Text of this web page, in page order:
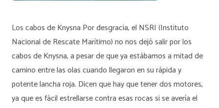
Los cabos de Knysna Por desgracia, el NSRI (Instituto
Nacional de Rescate Marítimo) no nos dejó salir por los
cabos de Knysna, a pesar de que ya estábamos a mitad de
camino entre las olas cuando llegaron en su rápida y
potente lancha roja. Dicen que hay que tener dos motores,
ya que es fácil estrellarse contra esas rocas si se avería el